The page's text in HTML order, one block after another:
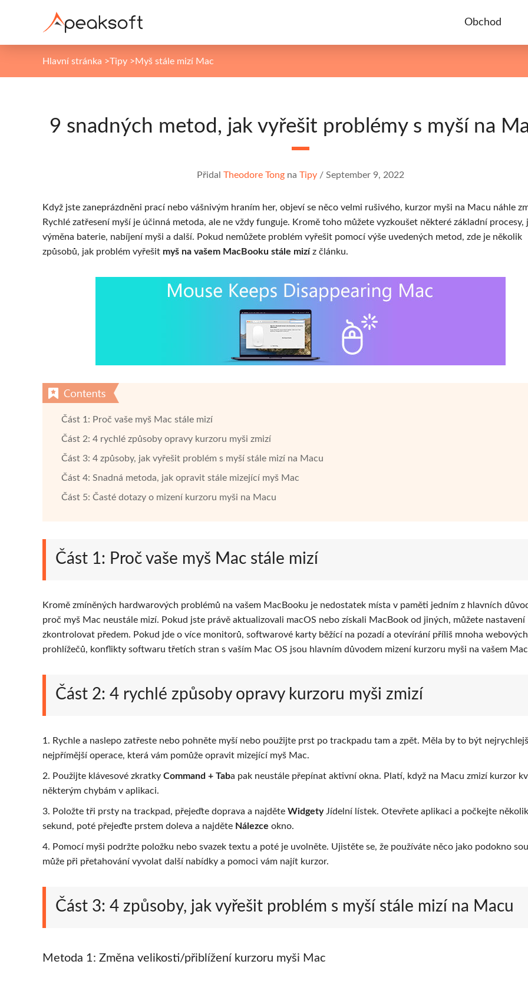
Obchod
Hlavní stránka >Tipy >Myš stále mizí Mac
9 snadných metod, jak vyřešit problémy s myší na
Přidal Theodore Tong na Tipy / September 9, 2022
Když jste zaneprázdněni prací nebo vášnivým hraním her, objeví se něco velmi rušivého, kurzor myši na Macu náhle
Rychlé zatřesení myší je účinná metoda, ale ne vždy funguje. Kromě toho můžete vyzkoušet některé základní procesy,
výměna baterie, nabíjení myši a další. Pokud nemůžete problém vyřešit pomocí výše uvedených metod, zde je několik
způsobů, jak problém vyřešit myš na vašem MacBooku stále mizíz článku.
Část 1: Proč vaše myš Mac stále mizí
Část 2: 4 rychlé způsoby opravy kurzoru myši zmizí
Část 3: 4 způsoby, jak vyřešit problém s myší stále mizí na Macu
Část 4: Snadná metoda, jak opravit stále mizející myš Mac
Část 5: Časté dotazy o mizení kurzoru myši na Macu
Část 1: Proč vaše myš Mac stále mizí
Kromě zmíněných hardwarových problémů na vašem MacBooku je nedostatek místa v paměti jedním z hlavních
proč myš Mac neustále mizí. Pokud jste právě aktualizovali macOS nebo získali MacBook od jiných, můžete nastavení
zkontrolovat předem. Pokud jde o více monitorů, softwarové karty běžící na pozadí a otevírání příliš mnoha webových
prohlížečů, konflikty softwaru třetích stran s vaším Mac OS jsou hlavním důvodem mizení kurzoru myši na vašem
Část 2: 4 rychlé způsoby opravy kurzoru myši zmizí
1. Rychle a naslepo zatřeste nebo pohněte myší nebo použijte prst po trackpadu tam a zpět. Měla by to být
nejpřímější operace, která vám pomůže opravit mizející myš Mac.
2. Použijte klávesové zkratky Command + Taba pak neustále přepínat aktivní okna. Platí, když na Macu zmizí kurzor
některým chybám v aplikaci.
3. Položte tři prsty na trackpad, přejeďte doprava a najděte WidgetyJídelní lístek. Otevřete aplikaci a počkejte několik
sekund, poté přejeďte prstem doleva a najděte Nálezce okno.
4. Pomocí myši podržte položku nebo svazek textu a poté je uvolněte. Ujistěte se, že používáte něco jako podokno
může při přetahování vyvolat další nabídky a pomoci vám najít kurzor.
Část 3: 4 způsoby, jak vyřešit problém s myší stále mizí na Macu
Metoda 1: Změna velikosti/přiblížení kurzoru myši Mac